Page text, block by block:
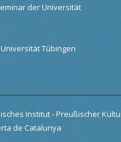
der Universität
Tübingen
Institut - Preußischer
de Catalunya